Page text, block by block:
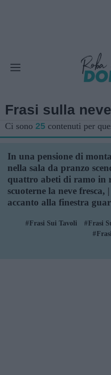
Frasi sulla neve
Ci sono 25 contenuti per
In una pensione di
nella sala da pranzo
quattro abeti di ramo in
scuoterne la neve fresca,
accanto alla finestra
Frasi Sui Tavoli Frasi